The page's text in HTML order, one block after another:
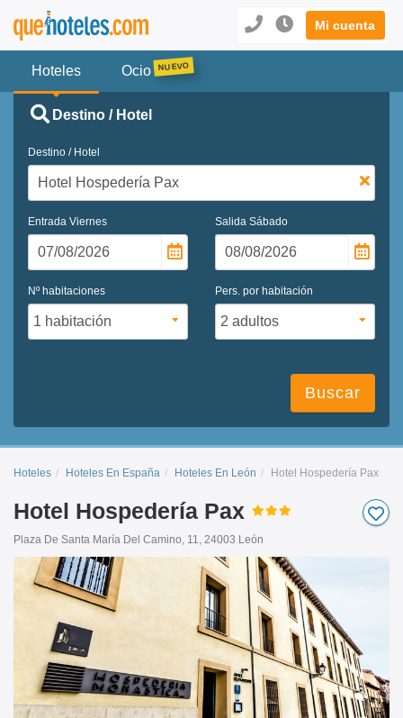
Mi cuenta
Hoteles Ocio
Destino / Hotel
Destino / Hotel
Entrada Viernes Salida Sábado
Nº habitaciones Pers. por habitación
Buscar
Hoteles Hoteles En España Hoteles En León Hotel Hospedería Pax
Hotel Hospedería Pax
Plaza De Santa María Del Camino, 11, 24003 León